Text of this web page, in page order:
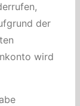
der
wird